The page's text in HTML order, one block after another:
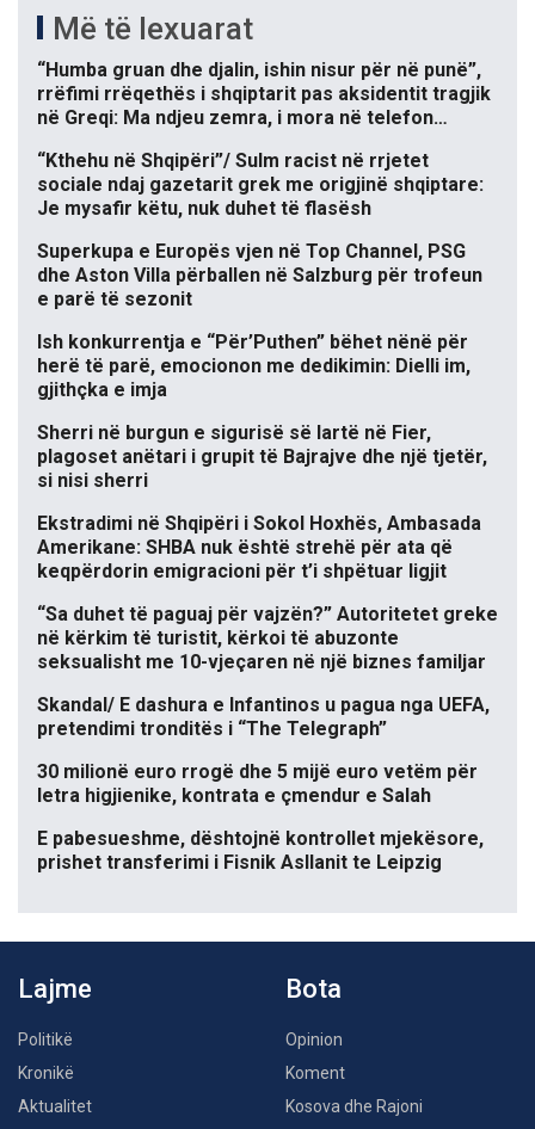
Më të lexuarat
“Humba gruan dhe djalin, ishin nisur për në punë”,
rrëfimi rrëqethës i shqiptarit pas aksidentit tragjik
në Greqi: Ma ndjeu zemra, i mora në telefon…
“Kthehu në Shqipëri”/ Sulm racist në rrjetet
sociale ndaj gazetarit grek me origjinë shqiptare:
Je mysafir këtu, nuk duhet të flasësh
Superkupa e Europës vjen në Top Channel, PSG
dhe Aston Villa përballen në Salzburg për trofeun
e parë të sezonit
Ish konkurrentja e “Për’Puthen” bëhet nënë për
herë të parë, emocionon me dedikimin: Dielli im,
gjithçka e imja
Sherri në burgun e sigurisë së lartë në Fier,
plagoset anëtari i grupit të Bajrajve dhe një tjetër,
si nisi sherri
Ekstradimi në Shqipëri i Sokol Hoxhës, Ambasada
Amerikane: SHBA nuk është strehë për ata që
keqpërdorin emigracioni për t’i shpëtuar ligjit
“Sa duhet të paguaj për vajzën?” Autoritetet greke
në kërkim të turistit, kërkoi të abuzonte
seksualisht me 10-vjeçaren në një biznes familjar
Skandal/ E dashura e Infantinos u pagua nga UEFA,
pretendimi tronditës i “The Telegraph”
30 milionë euro rrogë dhe 5 mijë euro vetëm për
letra higjienike, kontrata e çmendur e Salah
E pabesueshme, dështojnë kontrollet mjekësore,
prishet transferimi i Fisnik Asllanit te Leipzig
Lajme
Politikë
Kronikë
Aktualitet
Bota
Opinion
Koment
Kosova dhe Rajoni